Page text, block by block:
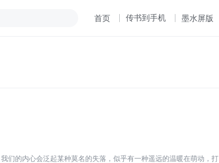
首页 传书到手机 墨水屏版
们的内心会泛起某种莫名的失落，似乎有一种遥远的温暖在萌动，打